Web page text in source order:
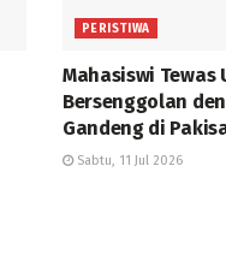
PERISTIWA
Mahasiswi Tewas
Bersenggolan
Gandeng di
Sabtu, 11 Jul 2026